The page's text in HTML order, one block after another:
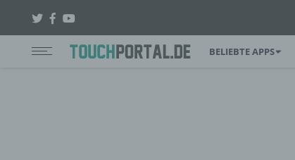
BELIEBTE APPS